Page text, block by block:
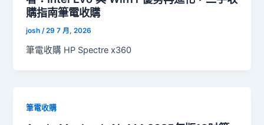
購指南筆電收購
josh/29 7 月, 2026
筆電收購 HP Spectre x360
筆電收購